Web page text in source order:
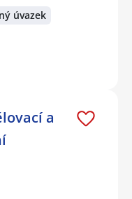
úvazek
a